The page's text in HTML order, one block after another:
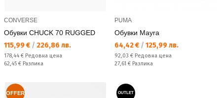
CONVERSE
Обувки CHUCK 70 RUGGED
Текуща цена:
115,99 € / 226,86 лв.
Редовна цена:
178,44 € Редовна цена
Спестявате:
62,45 € Разлика
PUMA
Обувки Mayra
Текуща цена:
64,42 € / 125,99 лв.
Редовна цена:
92,03 € Редовна цена
Спестявате:
27,61 € Разлика
OFFER OUTLET